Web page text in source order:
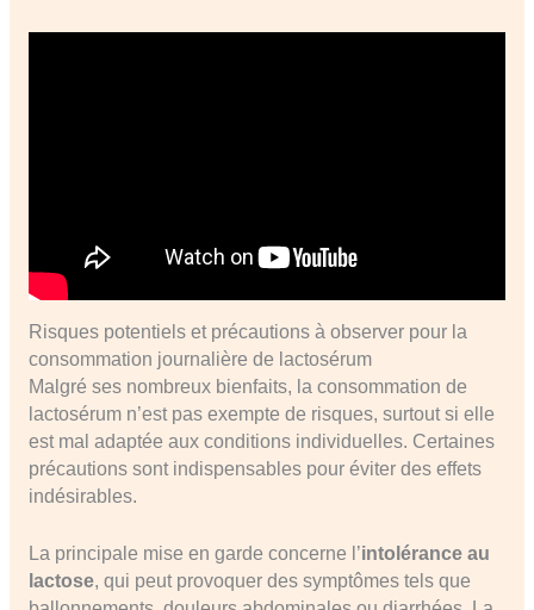
Risques potentiels et précautions à observer pour la
consommation journalière de lactosérum
Malgré ses nombreux bienfaits, la consommation de
lactosérum n’est pas exempte de risques, surtout si elle
est mal adaptée aux conditions individuelles. Certaines
précautions sont indispensables pour éviter des effets
indésirables.
La principale mise en garde concerne l’intolérance au
lactose, qui peut provoquer des symptômes tels que